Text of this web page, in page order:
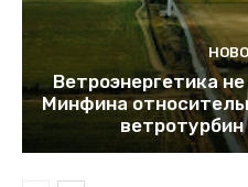
Ветроэнергетика
Минфина